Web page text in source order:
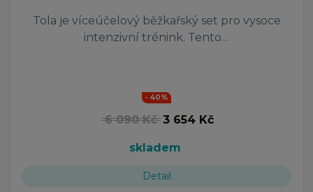
Tola je víceúčelový běžkařský set pro vysoce
intenzivní trénink. Tento…
- 40%
6 090 Kč 3 654 Kč
skladem
Detail